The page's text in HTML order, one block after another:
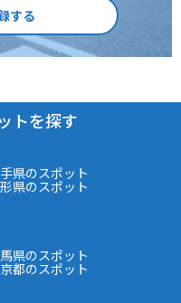
する
トを探す
県のスポット
県のスポット
県のスポット
都のスポット